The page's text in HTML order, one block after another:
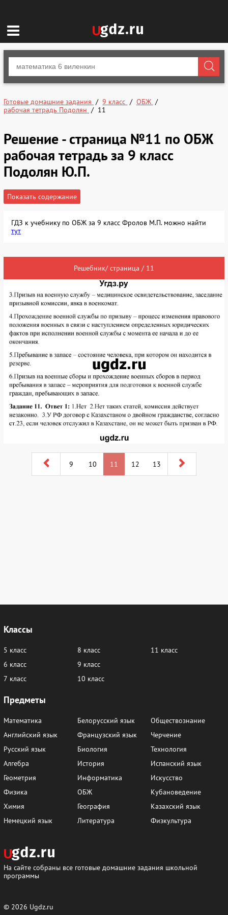
Готовые домашние задания 9 класс
ОБЖ
рабочая тетрадь Подолян
11
Решение - страница №11 по ОБЖ
рабочая тетрадь за 9 класс
Подолян Ю.П.
Показать содержание
ГДЗ к учебнику по ОБЖ за 9 класс Фролов М.П. можно найти
тут
Решебник/ страница / 11
9 10 11 12 13
Классы
5 класс
6 класс
7 класс
8 класс
9 класс
10 класс
11 класс
Предметы
Математика
Английский язык
Русский язык
Алгебра
Геометрия
Физика
Химия
Немецкий язык
Белорусский язык
Французский язык
Биология
История
Информатика
ОБЖ
География
Литература
Обществознание
Черчение
Технология
Испанский язык
Искусство
Кубановедение
Казахский язык
Физкультура
На сайте собраны все готовые домашние задания школьной
программы
© 2026 Ugdz.ru